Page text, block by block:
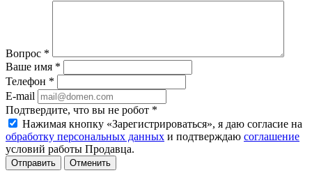
Вопрос *
Ваше имя *
Телефон *
E-mail
Подтвердите, что вы не робот *
Нажимая кнопку «Зарегистрироваться», я даю согласие на
обработку персональных данных и подтверждаю соглашение
условий работы Продавца.
Отменить